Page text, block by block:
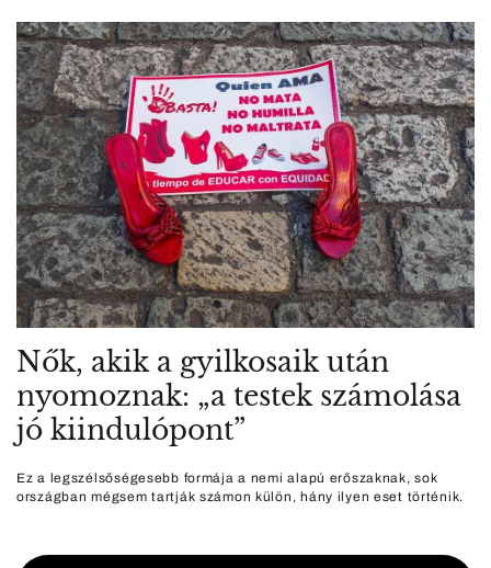
Nők, akik a gyilkosaik után
nyomoznak: „a testek számolása
jó kiindulópont”
Ez a legszélsőségesebb formája a nemi alapú erőszaknak, sok
országban mégsem tartják számon külön, hány ilyen eset történik.